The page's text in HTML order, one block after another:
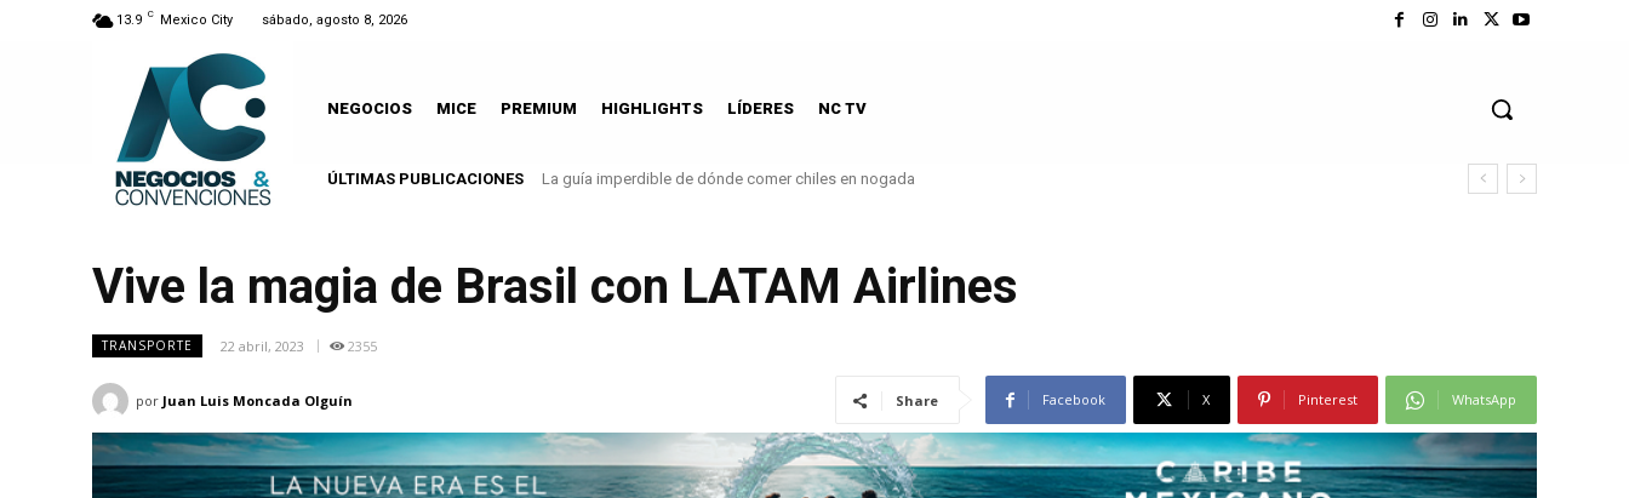
13.9 C Mexico City sábado, agosto 8, 2026
NEGOCIOS MICE PREMIUM HIGHLIGHTS LÍDERES NC TV
ÚLTIMAS PUBLICACIONES La guía imperdible de dónde comer chiles en nogada
Vive la magia de Brasil con LATAM Airlines
TRANSPORTE 22 abril, 2023 2355
por Juan Luis Moncada Olguín Share Facebook X Pinterest WhatsApp